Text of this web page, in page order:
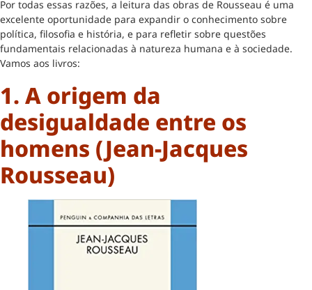
Por todas essas razões, a leitura das obras de Rousseau é uma
excelente oportunidade para expandir o conhecimento sobre
política, filosofia e história, e para refletir sobre questões
fundamentais relacionadas à natureza humana e à sociedade.
Vamos aos livros:
1. A origem da
desigualdade entre os
homens (Jean-Jacques
Rousseau)